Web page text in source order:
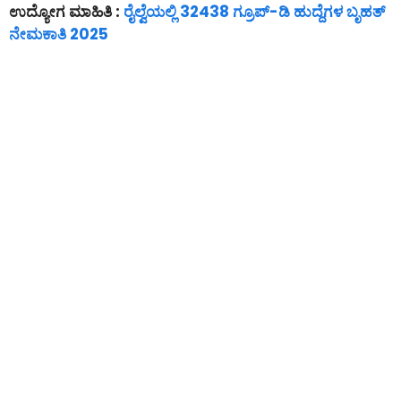
ಉದ್ಯೋಗ ಮಾಹಿತಿ : ರೈಲ್ವೆಯಲ್ಲಿ 32438 ಗ್ರೂಪ್-ಡಿ ಹುದ್ದೆಗಳ ಬೃಹತ್
ನೇಮಕಾತಿ 2025